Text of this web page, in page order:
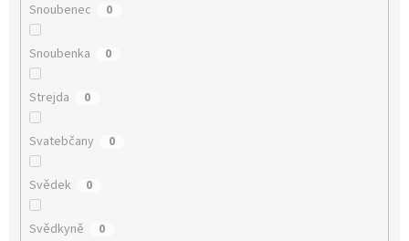
Snoubenec 0
Snoubenka 0
Strejda 0
Svatebčany 0
Svědek 0
Svědkyně 0